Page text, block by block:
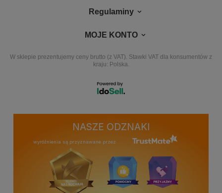
Regulaminy
MOJE KONTO
W sklepie prezentujemy ceny brutto (z VAT). Stawki VAT dla konsumentów z
kraju: Polska
NASZE ODZNAKI
wyróżnienia są przyznawane przez